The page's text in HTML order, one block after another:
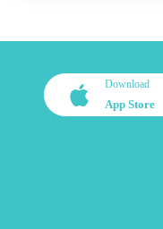
Download
App Store